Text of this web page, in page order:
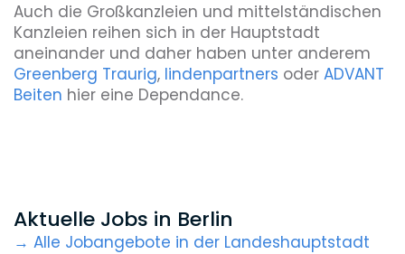
Auch die Großkanzleien und mittelständischen
Kanzleien reihen sich in der Hauptstadt
aneinander und daher haben unter anderem
Greenberg Traurig, lindenpartners oder ADVANT
Beiten hier eine Dependance.
Aktuelle Jobs in Berlin
→ Alle Jobangebote in der Landeshauptstadt